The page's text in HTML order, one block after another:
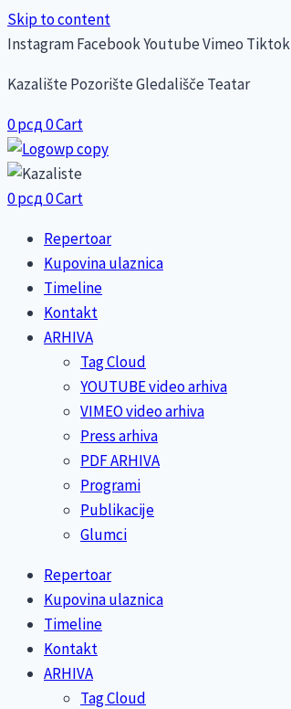
Skip to content
InstagramFacebookYoutubeVimeo Tiktok
Kazalište Pozorište Gledališče Teatar
0рсд0Cart
0рсд0Cart
Repertoar
Kupovina ulaznica
Timeline
Kontakt
ARHIVA
Tag Cloud
YOUTUBE video arhiva
VIMEO video arhiva
Press arhiva
PDF ARHIVA
Programi
Publikacije
Glumci
Repertoar
Kupovina ulaznica
Timeline
Kontakt
ARHIVA
Tag Cloud